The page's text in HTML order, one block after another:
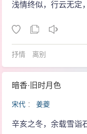
浅情终似，行云无定
抒情 离别
暗香·旧时月色
宋代 ：姜夔
辛亥之冬，余载雪诣